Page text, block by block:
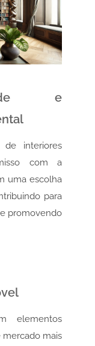
e
interiores
com a
uma escolha
para
promovendo
elementos
mais